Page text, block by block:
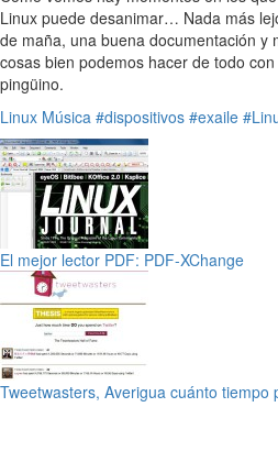
Linux puede desanimar… Nada más
de maña, una buena documentación y
cosas bien podemos hacer de todo
pingüino.
Linux Música #dispositivos #exaile
El mejor lector PDF: PDF-XChange
Tweetwasters, Averigua cuánto tiempo